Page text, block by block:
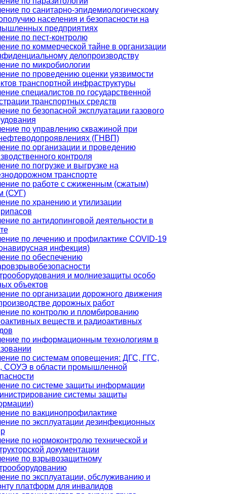
по санитарно-эпидемиологическому
населения и безопасности на
предприятиях
по пест-контролю
по коммерческой тайне в организации
делопроизводству
по микробиологии
по проведению оценки уязвимости
транспортной инфраструктуры
специалистов по государственной
транспортных средств
по безопасной эксплуатации газового
по управлению скважиной при
(ГНВП)
по организации и проведению
контроля
по погрузке и выгрузке на
транспорте
по работе с сжиженным (сжатым)
(СУГ)
по хранению и утилизации
по антидопинговой деятельности в
по лечению и профилактике COVID-19
инфекция)
по обеспечению
и молниезащиты особо
объектов
по организации дорожного движения
дорожных работ
по контролю и пломбированию
веществ и радиоактивных
по информационным технологиям в
по системам оповещения: ДГС, ГГС,
в области промышленной
по системе защиты информации
системы защиты
по вакцинопрофилактике
по эксплуатации дезинфекционных
по нормоконтролю технической и
документации
по взрывозащитному
по эксплуатации, обслуживанию и
платформ для инвалидов